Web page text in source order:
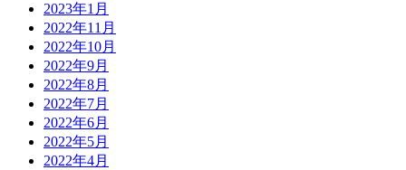
2023年1月
2022年11月
2022年10月
2022年9月
2022年8月
2022年7月
2022年6月
2022年5月
2022年4月